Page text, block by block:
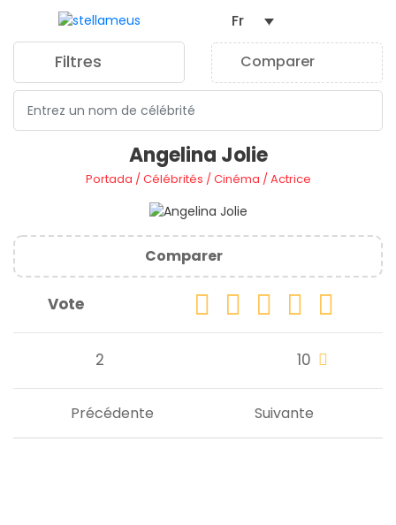
Filtres Comparer
Fr
Angelina Jolie
Portada /Célébrités /Cinéma /Actrice
Comparer
Vote
2 10
Suivante
Précédente